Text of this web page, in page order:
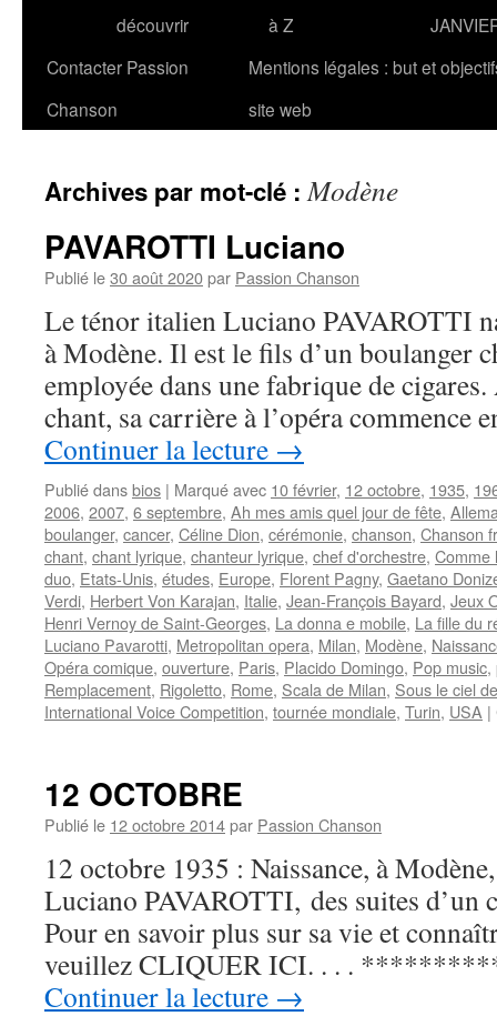
découvrir
à Z
Contacter Passion
Chanson
Mentions légales : but et
site web
Archives par mot-clé :Modène
PAVAROTTI Luciano
Publié le30 août 2020par Passion Chanson
Le ténor italien Luciano PAVAROTTI
à Modène. Il est le fils d’un boulanger
employée dans une fabrique de cigares.
chant, sa carrière à l’opéra commence
Continuer la lecture →
Publié dansbios | Marqué avec 10 février, 12 octobre, 1935,
2006, 2007, 6 septembre, Ah mes amis quel jour de fête,
boulanger, cancer, Céline Dion, cérémonie, chanson, Chanson
chant, chant lyrique, chanteur lyrique, chef d'orchestre, Comme
duo, Etats-Unis, études, Europe, Florent Pagny, Gaetano
Verdi, Herbert Von Karajan, Italie, Jean-François Bayard, Jeux
Henri Vernoy de Saint-Georges, La donna e mobile, La fille du
Luciano Pavarotti, Metropolitan opera, Milan, Modène,
Opéra comique, ouverture, Paris, Placido Domingo, Pop music,
Remplacement, Rigoletto, Rome, Scala de Milan, Sous le ciel
International Voice Competition, tournée mondiale, Turin, USA |
12 OCTOBRE
Publié le 12 octobre 2014par Passion Chanson
12 octobre 1935 : Naissance, à
Luciano PAVAROTTI, des suites d’un
Pour en savoir plus sur sa vie et
veuillez CLIQUER ICI. . . .
Continuer la lecture →